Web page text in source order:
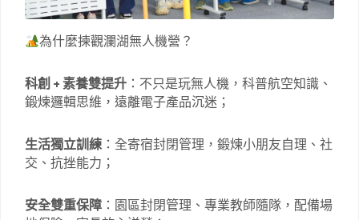
為什麼揀觀瀾湖無人機營？
科創 + 素養雙提升 ：不只是玩無人機，科普航空知識、
鍛煉邏輯思維，遠離電子產品沉迷；
生活獨立訓練 ：全寄宿封閉管理，鍛煉小朋友自理、社
交、抗挫能力；
安全雙重保障 ：園區封閉管理、專業教師隨隊，配備場